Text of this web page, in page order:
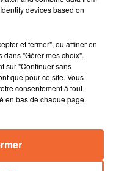
Le directeur
féliciter de travail
fin de semaine et
festival allie toujours
samedi à
en individuel.
devices based on
et fermer", ou affiner en
"Gérer mes choix".
sur "Continuer sans
que pour ce site. Vous
consentement à tout
en bas de chaque page.